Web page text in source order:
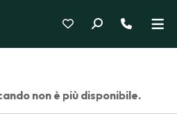
non è più disponibile.